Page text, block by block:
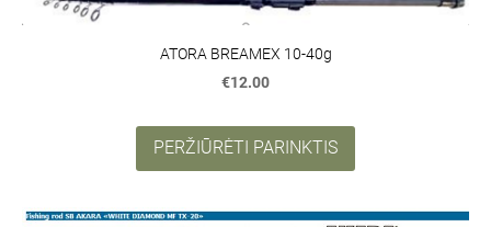
ATORA BREAMEX 10-40g
€12.00
PERŽIŪRĖTI PARINKTIS